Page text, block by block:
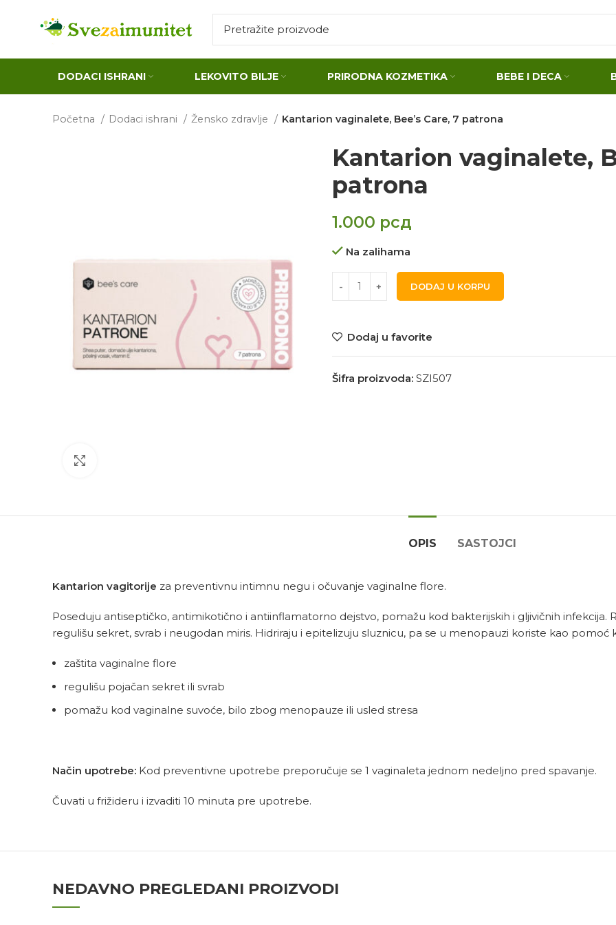
DODACI ISHRANI LEKOVITO BILJE PRIRODNA KOZMETIKA BEBE I DECA
Početna Dodaci ishrani Žensko zdravlje Kantarion vaginalete, Bee’s Care, 7 patrona
Kantarion vaginalete,
patrona
1.000 рсд
Na zalihama
DODAJ U KORPU
Dodaj u favorite
Šifra proizvoda:SZI507
OPIS SASTOJCI
Kantarion vagitorije za preventivnu intimnu negu i očuvanje vaginalne flore.
Poseduju antiseptičko, antimikotično i antiinflamatorno dejstvo, pomažu kod bakterijskih i gljivičnih infekcija.
regulišu sekret, svrab i neugodan miris. Hidriraju i epitelizuju sluznicu, pa se u menopauzi koriste kao pomoć
zaštita vaginalne flore
regulišu pojačan sekret ili svrab
pomažu kod vaginalne suvoće, bilo zbog menopauze ili usled stresa
Način upotrebe: Kod preventivne upotrebe preporučuje se 1 vaginaleta jednom nedeljno pred spavanje.
Čuvati u frižideru i izvaditi 10 minuta pre upotrebe.
NEDAVNO PREGLEDANI PROIZVODI